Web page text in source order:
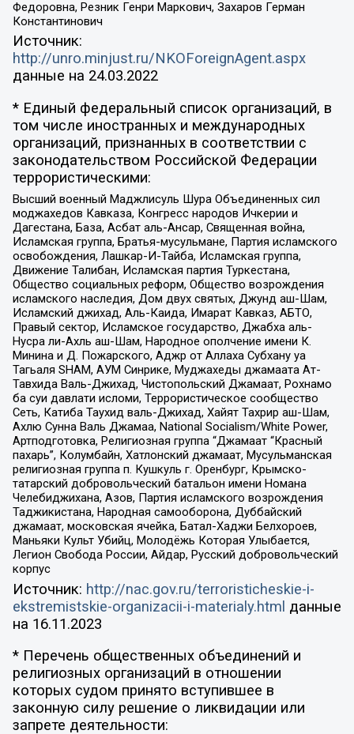
Федоровна, Резник Генри Маркович, Захаров Герман
Константинович
Источник:
http://unro.minjust.ru/NKOForeignAgent.aspx
данные на 24.03.2022
* Единый федеральный список организаций, в
том числе иностранных и международных
организаций, признанных в соответствии с
законодательством Российской Федерации
террористическими:
Высший военный Маджлисуль Шура Объединенных сил
моджахедов Кавказа, Конгресс народов Ичкерии и
Дагестана, База, Асбат аль-Ансар, Священная война,
Исламская группа, Братья-мусульмане, Партия исламского
освобождения, Лашкар-И-Тайба, Исламская группа,
Движение Талибан, Исламская партия Туркестана,
Общество социальных реформ, Общество возрождения
исламского наследия, Дом двух святых, Джунд аш-Шам,
Исламский джихад, Аль-Каида, Имарат Кавказ, АБТО,
Правый сектор, Исламское государство, Джабха аль-
Нусра ли-Ахль аш-Шам, Народное ополчение имени К.
Минина и Д. Пожарского, Аджр от Аллаха Субхану уа
Тагьаля SHAM, АУМ Синрике, Муджахеды джамаата Ат-
Тавхида Валь-Джихад, Чистопольский Джамаат, Рохнамо
ба суи давлати исломи, Террористическое сообщество
Сеть, Катиба Таухид валь-Джихад, Хайят Тахрир аш-Шам,
Ахлю Сунна Валь Джамаа, National Socialism/White Power,
Артподготовка, Религиозная группа “Джамаат “Красный
пахарь”, Колумбайн, Хатлонский джамаат, Мусульманская
религиозная группа п. Кушкуль г. Оренбург, Крымско-
татарский добровольческий батальон имени Номана
Челебиджихана, Азов, Партия исламского возрождения
Таджикистана, Народная самооборона, Дуббайский
джамаат, московская ячейка, Батал-Хаджи Белхороев,
Маньяки Культ Убийц, Молодёжь Которая Улыбается,
Легион Свобода России, Айдар, Русский добровольческий
корпус
Источник: http://nac.gov.ru/terroristicheskie-i-
ekstremistskie-organizacii-i-materialy.html данные
на 16.11.2023
* Перечень общественных объединений и
религиозных организаций в отношении
которых судом принято вступившее в
законную силу решение о ликвидации или
запрете деятельности: